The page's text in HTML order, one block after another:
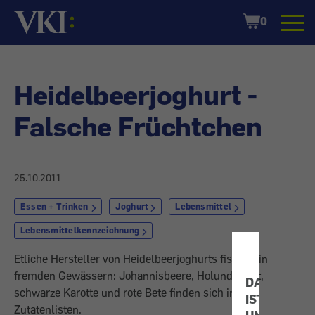
IST
Startseite
Shopping
Cart
0
Heidelbeerjoghurt -
Falsche Früchtchen
25.10.2011
Essen + Trinken Joghurt Lebensmittel
Lebensmittelkennzeichnung
Etliche Hersteller von Heidelbeerjoghurts fischen in
fremden Gewässern: Johannisbeere, Holundersaft,
schwarze Karotte und rote Bete finden sich in den
Zutatenlisten.